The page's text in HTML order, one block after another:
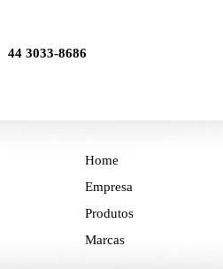
44 3033-8686
Home
Empresa
Produtos
Marcas